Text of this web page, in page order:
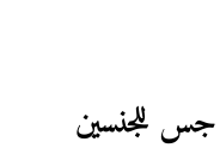
للجنسين